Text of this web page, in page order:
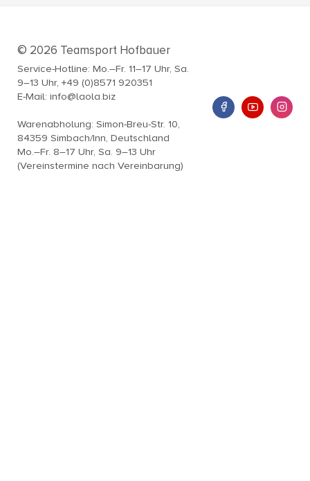
© 2026 Teamsport Hofbauer
Service-Hotline: Mo.–Fr. 11–17 Uhr, Sa.
9–13 Uhr, +49 (0)8571 920351
E-Mail: info@laola.biz
Warenabholung: Simon-Breu-Str. 10,
84359 Simbach/Inn, Deutschland
Mo.–Fr. 8–17 Uhr, Sa. 9–13 Uhr
(Vereinstermine nach Vereinbarung)